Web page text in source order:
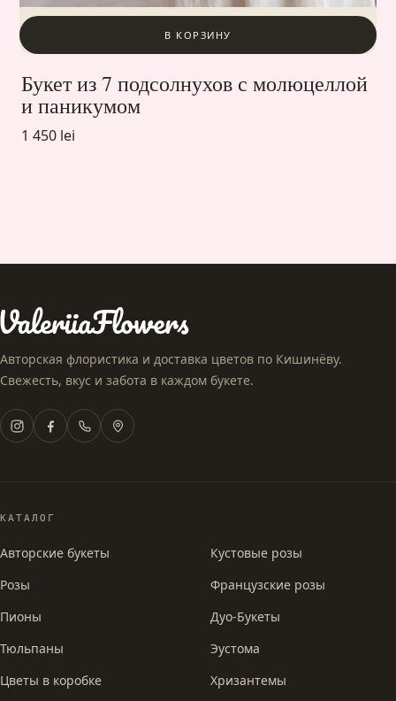
В КОРЗИНУ
Букет из 7 подсолнухов с молюцеллой
и паникумом
1 450 lei
Авторская флористика и доставка цветов по Кишинёву.
Свежесть, вкус и забота в каждом букете.
КАТАЛОГ
Авторские букеты
Розы
Пионы
Тюльпаны
Цветы в коробке
Кустовые розы
Французские розы
Дуо-Букеты
Эустома
Хризантемы